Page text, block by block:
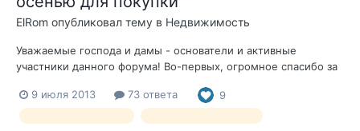
ElRom опубликовал тему в Недвижимость
Уважаемые господа и дамы - основатели и активные
участники данного форума! Во-первых, огромное спасибо за
зачастую бесценную ... Не скажу, что прочитала уже все, но
очень и очень многое... У меня как у новичка, стоящего на
9 июля 2013 73 ответа 9